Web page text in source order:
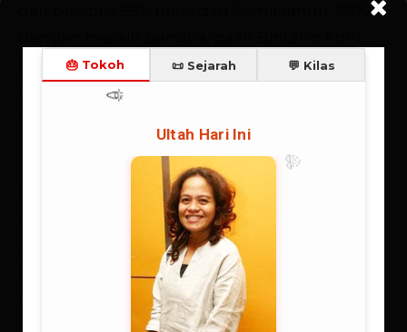
dan prestasi SBY, lulus dari Akmil tahun 2000
Makayasa) dan Edhie Baskoro Yudhoyono
(lulusan terbaik SMA Taruna Nusantara,
Pendidikan militernya dilanjutkan di Airborne
and Ranger Course di Fort Benning, Georgia,
AS (1976), Infantry Officer Advanced Course di
Fort Benning, Georgia, AS (1982-1983) dengan
meraih honor graduate, Jungle Warfare
Training di Panama (1983), Anti Tank Weapon